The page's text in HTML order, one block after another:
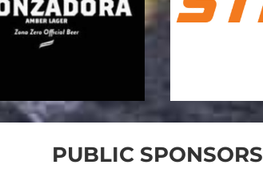
PUBLIC SPONSORS